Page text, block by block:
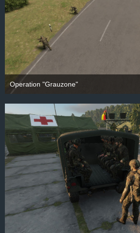
Operation "Grauzone"